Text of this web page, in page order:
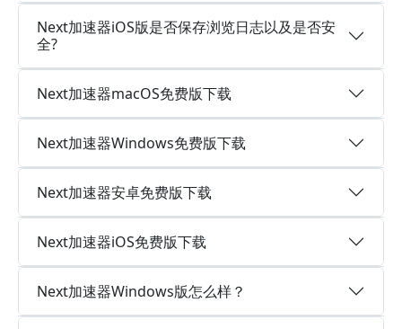
Next加速器iOS版是否保存浏览日志以及是否安
全?
Next加速器macOS免费版下载
Next加速器Windows免费版下载
Next加速器安卓免费版下载
Next加速器iOS免费版下载
Next加速器Windows版怎么样？